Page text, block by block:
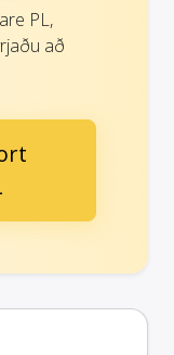
PL,
að